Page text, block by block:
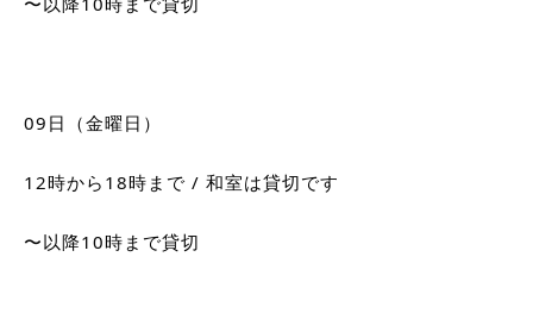
09日（金曜日）
12時から18時まで / 和室は貸切です
〜以降10時まで貸切